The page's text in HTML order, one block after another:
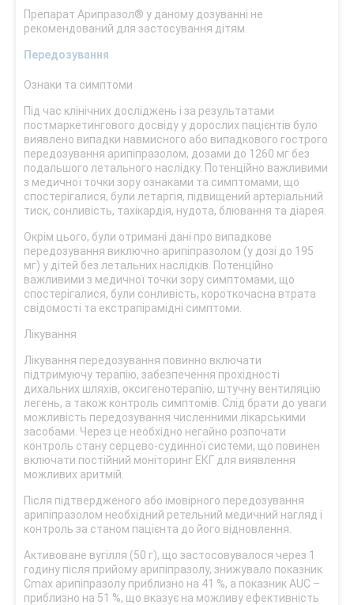
Препарат Арипразол® у даному дозуванні не
рекомендований для застосування дітям.
Передозування
Ознаки та симптоми
Під час клінічних досліджень і за результатами
постмаркетингового досвіду у дорослих пацієнтів було
виявлено випадки навмисного або випадкового гострого
передозування арипіпразолом, дозами до 1260 мг без
подальшого летального наслідку. Потенційно важливими
з медичної точки зору ознаками та симптомами, що
спостерігалися, були летаргія, підвищений артеріальний
тиск, сонливість, тахікардія, нудота, блювання та діарея.
Окрім цього, були отримані дані про випадкове
передозування виключно арипіпразолом (у дозі до 195
мг) у дітей без летальних наслідків. Потенційно
важливими з медичної точки зору симптомами, що
спостерігалися, були сонливість, короткочасна втрата
свідомості та екстрапірамідні симптоми.
Лікування
Лікування передозування повинно включати
підтримуючу терапію, забезпечення прохідності
дихальних шляхів, оксигенотерапію, штучну вентиляцію
легень, а також контроль симптомів. Слід брати до уваги
можливість передозування численними лікарськими
засобами. Через це необхідно негайно розпочати
контроль стану серцево-судинної системи, що повинен
включати постійний моніторинг ЕКГ для виявлення
можливих аритмій.
Після підтвердженого або імовірного передозування
арипіпразолом необхідний ретельний медичний нагляд і
контроль за станом пацієнта до його відновлення.
Активоване вугілля (50 г), що застосовувалося через 1
годину після прийому арипіпразолу, знижувало показник
Cmax арипіпразолу приблизно на 41 %, а показник AUC –
приблизно на 51 %, що вказує на можливу ефективність